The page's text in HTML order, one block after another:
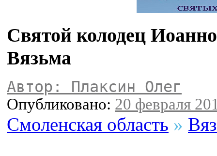
Святой колодец
Вязьма
Автор: Плаксин Олег
Опубликовано: 20 февраля
Смоленская область »